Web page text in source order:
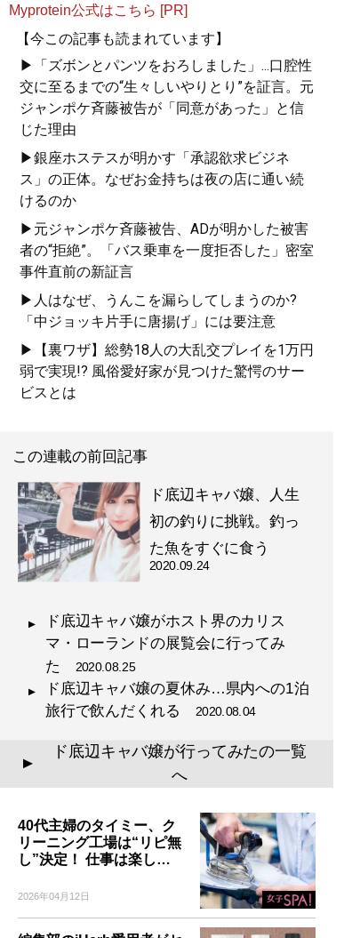
Myprotein公式はこちら [PR]
【今この記事も読まれています】
▶「ズボンとパンツをおろしました」...口腔性
交に至るまでの“生々しいやりとり”を証言。元
ジャンポケ斉藤被告が「同意があった」と信
じた理由
▶銀座ホステスが明かす「承認欲求ビジネ
ス」の正体。なぜお金持ちは夜の店に通い続
けるのか
▶元ジャンポケ斉藤被告、ADが明かした被害
者の“拒絶”。「バス乗車を一度拒否した」密室
事件直前の新証言
▶人はなぜ、うんこを漏らしてしまうのか?
「中ジョッキ片手に唐揚げ」には要注意
▶【裏ワザ】総勢18人の大乱交プレイを1万円
弱で実現!? 風俗愛好家が見つけた驚愕のサー
ビスとは
この連載の前回記事
ド底辺キャバ嬢、人生
初の釣りに挑戦。釣っ
た魚をすぐに食う
2020.09.24
ド底辺キャバ嬢がホスト界のカリス
マ・ローランドの展覧会に行ってみ
た
2020.08.25
ド底辺キャバ嬢の夏休み…県内への1泊
旅行で飲んだくれる 2020.08.04
▲
ド底辺キャバ嬢が行ってみたの一覧
へ
40代主婦のタイミー、ク
リーニング工場は“リピ無
し”決定！ 仕事は楽し…
2026年04月12日